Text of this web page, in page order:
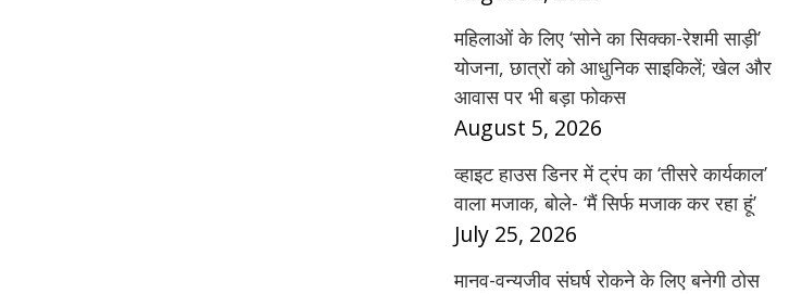
महिलाओं के लिए ‘सोने का सिक्का-रेशमी साड़ी’
योजना, छात्रों को आधुनिक साइकिलें; खेल और
आवास पर भी बड़ा फोकस
August 5, 2026
व्हाइट हाउस डिनर में ट्रंप का ‘तीसरे कार्यकाल’
वाला मजाक, बोले- ‘मैं सिर्फ मजाक कर रहा हूं’
July 25, 2026
मानव-वन्यजीव संघर्ष रोकने के लिए बनेगी ठोस